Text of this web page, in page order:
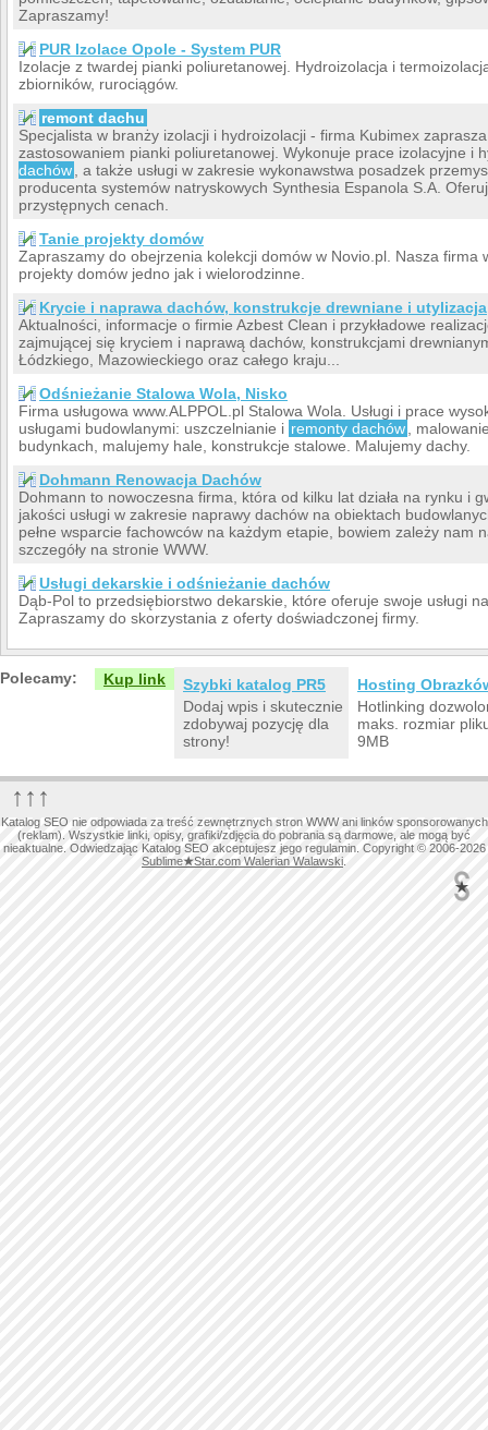
Zapraszamy!
PUR Izolace Opole - System PUR
Izolacje z twardej pianki poliuretanowej. Hydroizolacja i
zbiorników, rurociągów.
remont dachu
Specjalista w branży izolacji i hydroizolacji - firma Kubimex
zastosowaniem pianki poliuretanowej. Wykonuje prace izolacyjne i
dachów
, a także usługi w zakresie wykonawstwa posadzek
producenta systemów natryskowych Synthesia Espanola S.A.
przystępnych cenach.
Tanie projekty domów
Zapraszamy do obejrzenia kolekcji domów w Novio.pl. Nasza firma
projekty domów jedno jak i wielorodzinne.
Krycie i naprawa dachów, konstrukcje drewniane i utylizacja
Aktualności, informacje o firmie Azbest Clean i przykładowe
zajmującej się kryciem i naprawą dachów, konstrukcjami
Łódzkiego, Mazowieckiego oraz całego kraju...
Odśnieżanie Stalowa Wola, Nisko
Firma usługowa www.ALPPOL.pl Stalowa Wola. Usługi i prace
usługami budowlanymi: uszczelnianie i remonty dachów
,
budynkach, malujemy hale, konstrukcje stalowe. Malujemy dachy.
Dohmann Renowacja Dachów
Dohmann to nowoczesna firma, która od kilku lat działa na rynku i
jakości usługi w zakresie naprawy dachów na obiektach
pełne wsparcie fachowców na każdym etapie, bowiem zależy nam
szczegóły na stronie WWW.
Usługi dekarskie i odśnieżanie dachów
Dąb-Pol to przedsiębiorstwo dekarskie, które oferuje swoje usługi
Zapraszamy do skorzystania z oferty doświadczonej firmy.
Polecamy: Kup link
Szybki katalog PR5
Dodaj wpis i skutecznie
zdobywaj pozycję dla
strony!
Hosting
Hotlinking
maks. rozmiar
9MB
↑↑↑
Katalog SEO nie odpowiada za treść zewnętrznych stron WWW ani linków sponsorowanych
(reklam). Wszystkie linki, opisy, grafiki/zdjęcia do pobrania są darmowe, ale mogą być
nieaktualne. Odwiedzając Katalog SEO akceptujesz jego regulamin. Copyright © 2006-2026
Sublime★Star.com Walerian Walawski